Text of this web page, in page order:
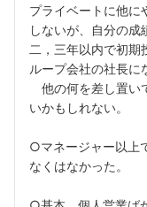
プライベートに他に
しないが、自分の
二，三年以内で初期
ループ会社の社長に
他の何を差し置い
いかもしれない。
○マネージャー以上
なくはなかった。